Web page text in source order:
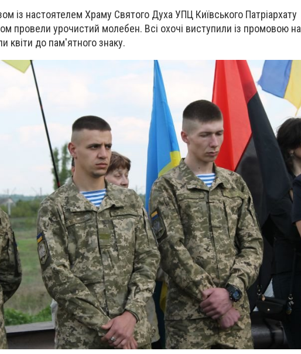
із настоятелем Храму Святого Духа УПЦ Київського Патріархату
провели урочистий молебен. Всі охочі виступили із промовою на
квіти до пам'ятного знаку.